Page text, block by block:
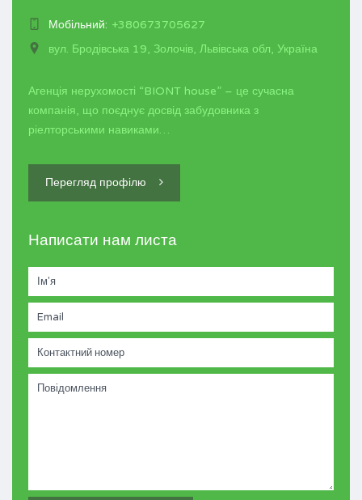
Мобільний: +380673705627
вул. Бродівська 19, Золочів, Львівська обл, Україна
Агенція нерухомості “BIONT house” – це сучасна
компанія, що поєднує досвід забудовника з
ріелторськими навиками…
Перегляд профілю
Написати нам листа